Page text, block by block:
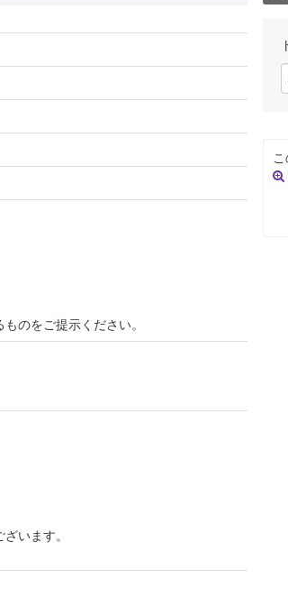
のをご提示ください。
います。
こ